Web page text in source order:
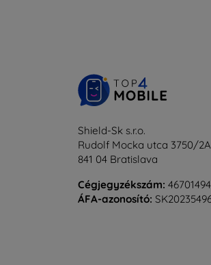
Shield-Sk s.r.o.
Rudolf Mocka utca 3750/2A
841 04 Bratislava
Cégjegyzékszám: 46701494
ÁFA-azonosító: